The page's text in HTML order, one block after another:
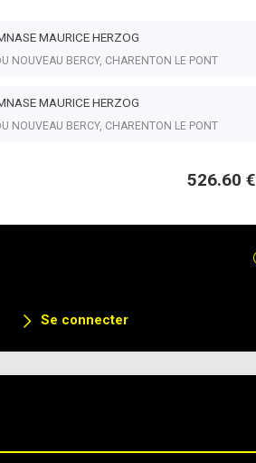
MAURICE HERZOG
NOUVEAU BERCY, CHARENTON LE PONT
MAURICE HERZOG
NOUVEAU BERCY, CHARENTON LE PONT
526.60 €
Se connecter